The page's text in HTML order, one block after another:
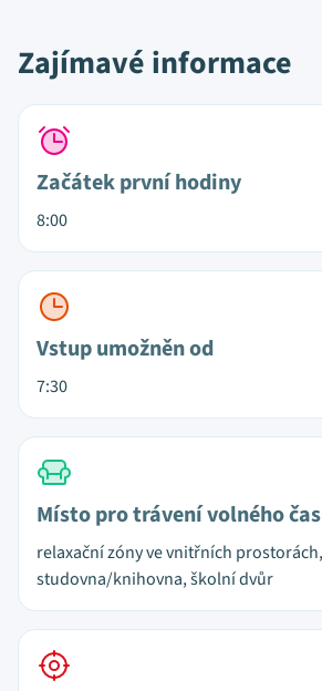
Zajímavé informace
Začátek první hodiny
8:00
Vstup umožněn od
7:30
Místo pro trávení volného
relaxační zóny ve vnitřních prostorách,
studovna/knihovna, školní dvůr